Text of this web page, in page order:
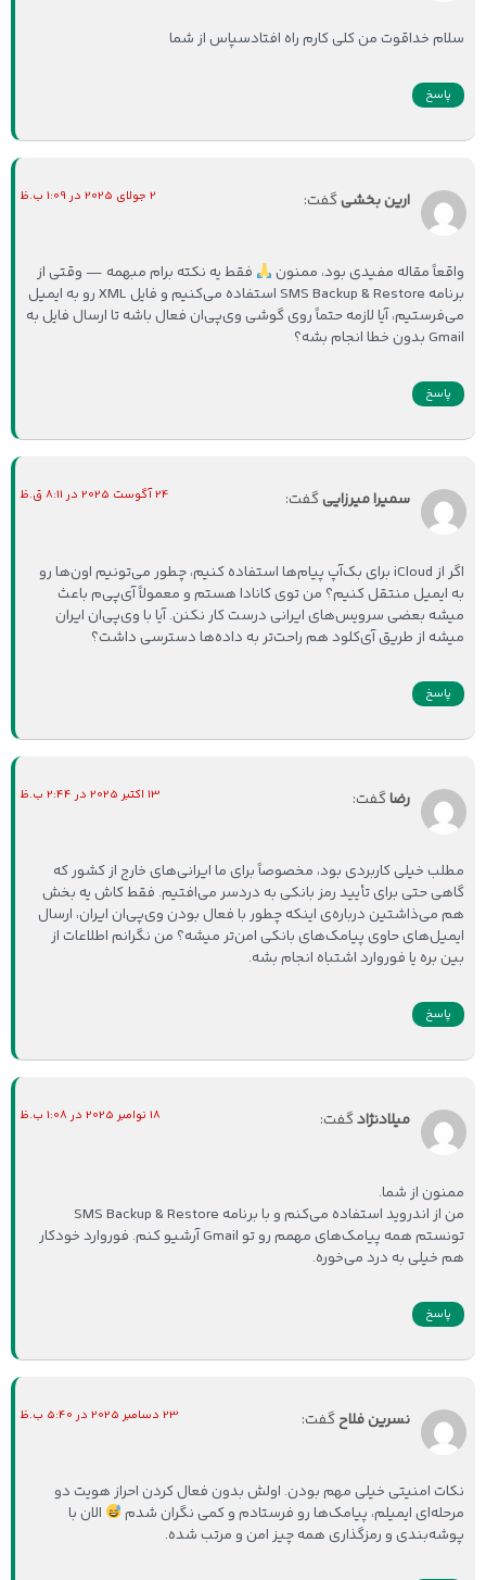
سلام خداقوت من کلی کارم راه افتادسپاس از شما
پاسخ
ارین بخشیگفت: 2 جولای 2025 در 1:09 ب.ظ
واقعاً مقاله مفیدی بود، ممنون
فقط یه نکته برام مبهمه — وقتی از
برنامه SMS Backup & Restore استفاده می‌کنیم و فایل XML رو به ایمیل
می‌فرستیم، آیا لازمه حتماً روی گوشی وی‌پی‌ان فعال باشه تا ارسال فایل به
Gmail بدون خطا انجام بشه؟
پاسخ
سمیرا میرزاییگفت: 24 آگوست 2025 در 8:11 ق.ظ
اگر از iCloud برای بک‌آپ پیام‌ها استفاده کنیم، چطور می‌تونیم اون‌ها رو
به ایمیل منتقل کنیم؟ من توی کانادا هستم و معمولاً آی‌پی‌م باعث
میشه بعضی سرویس‌های ایرانی درست کار نکنن. آیا با وی‌پی‌ان ایران
میشه از طریق آی‌کلود هم راحت‌تر به داده‌ها دسترسی داشت؟
پاسخ
رضاگفت: 13 اکتبر 2025 در 2:44 ب.ظ
مطلب خیلی کاربردی بود، مخصوصاً برای ما ایرانی‌های خارج از کشور که
گاهی حتی برای تأیید رمز بانکی به دردسر می‌افتیم. فقط کاش یه بخش
هم می‌ذاشتین درباره‌ی اینکه چطور با فعال بودن وی‌پی‌ان ایران، ارسال
ایمیل‌های حاوی پیامک‌های بانکی امن‌تر میشه؟ من نگرانم اطلاعات از
بین بره یا فوروارد اشتباه انجام بشه.
پاسخ
میلادنژادگفت: 18 نوامبر 2025 در 1:08 ب.ظ
ممنون از شما.
من از اندروید استفاده می‌کنم و با برنامه SMS Backup & Restore
تونستم همه پیامک‌های مهمم رو تو Gmail آرشیو کنم. فوروارد خودکار
هم خیلی به درد می‌خوره.
پاسخ
نسرین فلاحگفت: 23 دسامبر 2025 در 5:40 ب.ظ
نکات امنیتی خیلی مهم بودن. اولش بدون فعال کردن احراز هویت دو
مرحله‌ای ایمیلم، پیامک‌ها رو فرستادم و کمی نگران شدم
الان با
پوشه‌بندی و رمزگذاری همه چیز امن و مرتب شده.